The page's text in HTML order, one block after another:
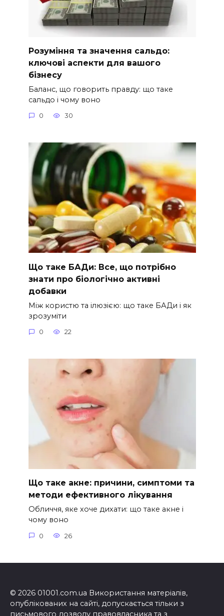
Розуміння та значення сальдо:
ключові аспекти для вашого
бізнесу
Баланс, що говорить правду: що таке
сальдо і чому воно
0 30
Що таке БАДи: Все, що потрібно
знати про біологічно активні
добавки
Між користю та ілюзією: що таке БАДи і як
зрозуміти
0 22
Що таке акне: причини, симптоми та
методи ефективного лікування
Обличчя, яке хоче дихати: що таке акне і
чому воно
0 26
© 2026 01001.com.ua Використання матеріалів,
опублікованих на сайті, допускається тільки з
письмового дозволу правовласника та з